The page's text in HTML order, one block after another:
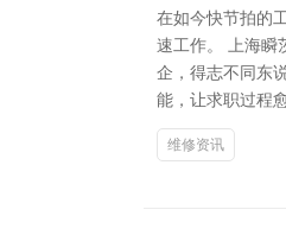
在如今快节拍的
速工作。 上海瞬
企，得志不同东
能，让求职过程
维修资讯